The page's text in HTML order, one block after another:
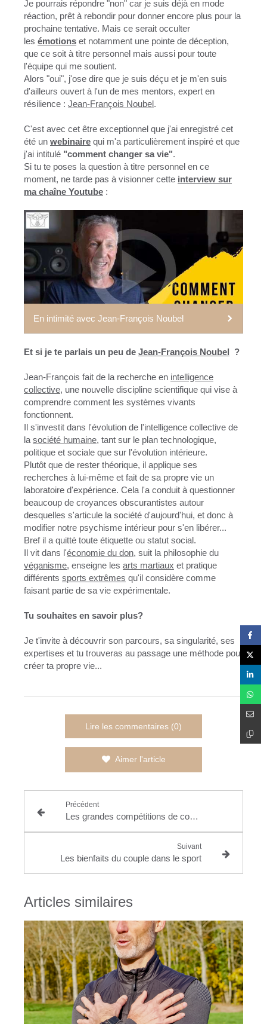
Je pourrais répondre "non" car je suis déjà en mode
réaction, prêt à rebondir pour donner encore plus pour la
prochaine tentative. Mais ce serait occulter
les émotions et notamment une pointe de déception,
que ce soit à titre personnel mais aussi pour toute
l'équipe qui me soutient.
Alors "oui", j'ose dire que je suis déçu et je m'en suis
d'ailleurs ouvert à l'un de mes mentors, expert en
résilience : Jean-François Noubel.
C'est avec cet être exceptionnel que j'ai enregistré cet
été un webinaire qui m'a particulièrement inspiré et que
j'ai intitulé "comment changer sa vie".
Si tu te poses la question à titre personnel en ce
moment, ne tarde pas à visionner cette interview sur
ma chaîne Youtube :
En intimité avec Jean-François Noubel
Et si je te parlais un peu de Jean-François Noubel ?
Jean-François fait de la recherche en intelligence
collective, une nouvelle discipline scientifique qui vise à
comprendre comment les systèmes vivants
fonctionnent.
Il s'investit dans l'évolution de l'intelligence collective de
la société humaine, tant sur le plan technologique,
politique et sociale que sur l'évolution intérieure.
Plutôt que de rester théorique, il applique ses
recherches à lui-même et fait de sa propre vie un
laboratoire d'expérience. Cela l'a conduit à questionner
beaucoup de croyances obscurantistes autour
desquelles s'articule la société d'aujourd'hui, et donc à
modifier notre psychisme intérieur pour s'en libérer...
Bref il a quitté toute étiquette ou statut social.
Il vit dans l'économie du don, suit la philosophie du
véganisme, enseigne les arts martiaux et pratique
différents sports extrêmes qu'il considère comme
faisant partie de sa vie expérimentale.
Tu souhaites en savoir plus?
Je t'invite à découvrir son parcours, sa singularité, ses
expertises et tu trouveras au passage une méthode pour
créer ta propre vie...
Lire les commentaires (0)
Aimer l'article
Précédent
Les grandes compétitions de course en France
Suivant
Les bienfaits du couple dans le sport
Articles similaires